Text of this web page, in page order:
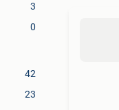
3
0
42
23